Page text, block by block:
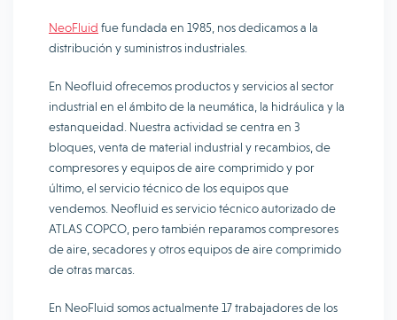
NeoFluid fue fundada en 1985, nos dedicamos a la
distribución y suministros industriales.
En Neofluid ofrecemos productos y servicios al sector
industrial en el ámbito de la neumática, la hidráulica y la
estanqueidad. Nuestra actividad se centra en 3
bloques, venta de material industrial y recambios, de
compresores y equipos de aire comprimido y por
último, el servicio técnico de los equipos que
vendemos. Neofluid es servicio técnico autorizado de
ATLAS COPCO, pero también reparamos compresores
de aire, secadores y otros equipos de aire comprimido
de otras marcas.
En NeoFluid somos actualmente 17 trabajadores de los